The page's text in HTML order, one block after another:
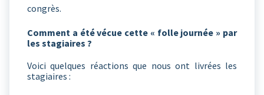
congrès.
Comment a été vécue cette « folle journée » par
les stagiaires ?
Voici quelques réactions que nous ont livrées les
stagiaires :